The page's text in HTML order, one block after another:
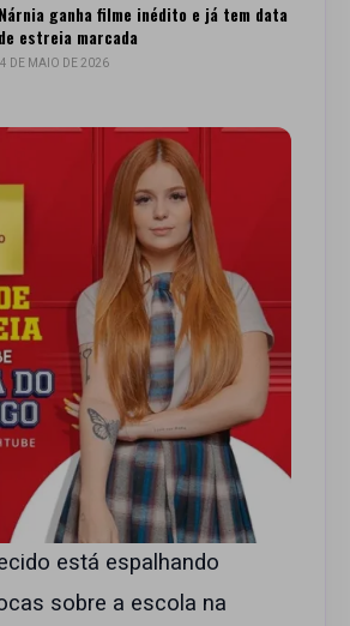
Nárnia ganha filme inédito e já tem data
de estreia marcada
4 DE MAIO DE 2026
está espalhando
sobre a escola na